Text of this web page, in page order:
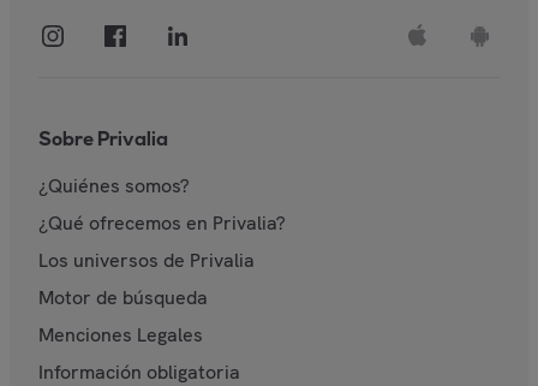
Sobre Privalia
¿Quiénes somos?
¿Qué ofrecemos en Privalia?
Los universos de Privalia
Motor de búsqueda
Menciones Legales
Información obligatoria